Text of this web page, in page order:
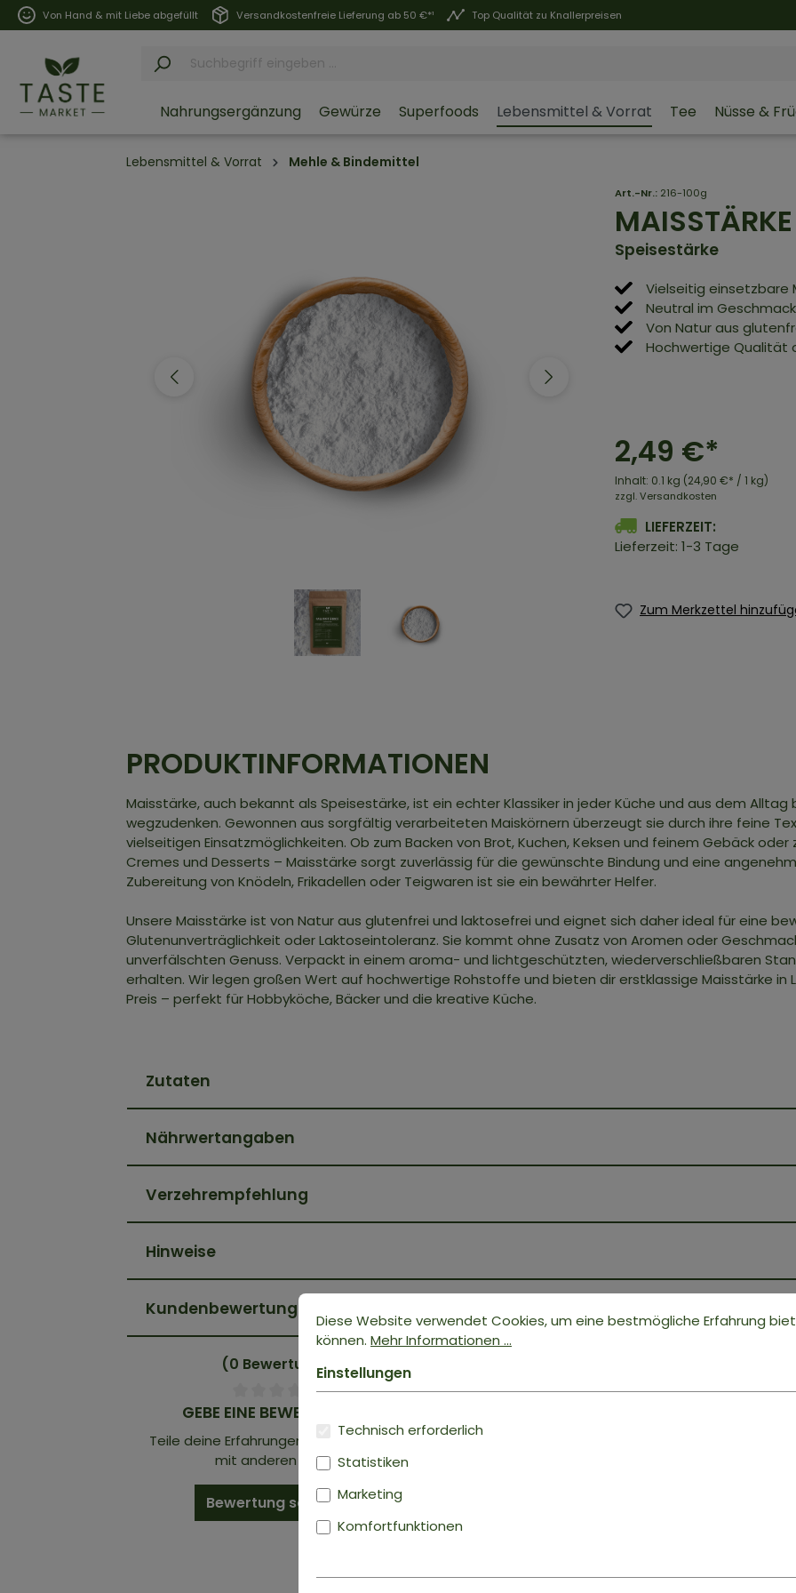
Von Hand & mit Liebe abgefüllt Versandkostenfreie Lieferung ab 50 €*¹ Top Qualität zu Knallerpreisen
Nahrungsergänzung Gewürze Superfoods Lebensmittel & Vorrat Tee Nüsse &
Lebensmittel & Vorrat Mehle & Bindemittel
Art.-Nr.: 216-100g
Speisestärke
Vielseitig einsetzbare
Neutral im
Von Natur aus
Hochwertige Qualität
2,49 €*
Inhalt: 0.1 kg (24,90 €* / 1 kg)
zzgl. Versandkosten
LIEFERZEIT:
Lieferzeit: 1-3 Tage
Zum Merkzettel
PRODUKTINFORMATIONEN
Maisstärke, auch bekannt als Speisestärke, ist ein echter Klassiker in jeder Küche und aus dem Alltag
wegzudenken. Gewonnen aus sorgfältig verarbeiteten Maiskörnern überzeugt sie durch ihre feine
vielseitigen Einsatzmöglichkeiten. Ob zum Backen von Brot, Kuchen, Keksen und feinem Gebäck oder
Cremes und Desserts – Maisstärke sorgt zuverlässig für die gewünschte Bindung und eine
Zubereitung von Knödeln, Frikadellen oder Teigwaren ist sie ein bewährter Helfer.
Unsere Maisstärke ist von Natur aus glutenfrei und laktosefrei und eignet sich daher ideal für eine
Glutenunverträglichkeit oder Laktoseintoleranz. Sie kommt ohne Zusatz von Aromen oder
unverfälschten Genuss. Verpackt in einem aroma- und lichtgeschützten, wiederverschließbaren
erhalten. Wir legen großen Wert auf hochwertige Rohstoffe und bieten dir erstklassige Maisstärke
Preis – perfekt für Hobbyköche, Bäcker und die kreative Küche.
Zutaten
Nährwertangaben
Verzehrempfehlung
Hinweise
Kundenbewertungen
(0 Bewertungen)
GEBE EINE BEWERTUNG AB!
Teile deine Erfahrungen mit dem Produkt
mit anderen Kunden.
Bewertung schreiben
Diese Website verwendet Cookies, um eine bestmögliche Erfahrung
können. Mehr Informationen ...
Einstellungen
Technisch erforderlich
Statistiken
Marketing
Komfortfunktionen